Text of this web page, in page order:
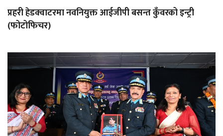
प्रहरी हेडक्वाटरमा नवनियुक्त आईजीपी बसन्त कुँवरको इन्ट्री
(फोटोफिचर)